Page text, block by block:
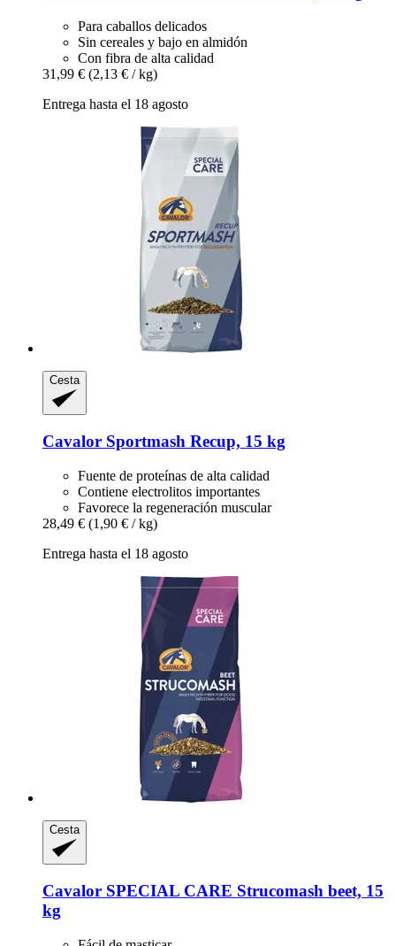
Para caballos delicados
Sin cereales y bajo en almidón
Con fibra de alta calidad
31,99 € (2,13 € / kg)
Entrega hasta el 18 agosto
Cesta
Cavalor Sportmash Recup, 15 kg
Fuente de proteínas de alta calidad
Contiene electrolitos importantes
Favorece la regeneración muscular
28,49 € (1,90 € / kg)
Entrega hasta el 18 agosto
Cesta
Cavalor SPECIAL CARE Strucomash beet, 15
kg